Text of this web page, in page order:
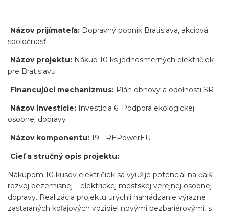
Názov prijímateľa: Dopravný podnik Bratislava, akciová
spoločnosť
Názov projektu: Nákup 10 ks jednosmerných električiek
pre Bratislavu
Financujúci mechanizmus: Plán obnovy a odolnosti SR
Názov investície: Investícia 6: Podpora ekologickej
osobnej dopravy
Názov komponentu: 19 - REPowerEU
Cieľ a stručný opis projektu:
Nákupom 10 kusov električiek sa využije potenciál na ďalší
rozvoj bezemisnej – elektrickej mestskej verejnej osobnej
dopravy. Realizácia projektu urýchli nahrádzanie výrazne
zastaraných koľajových vozidiel novými bezbariérovými, s